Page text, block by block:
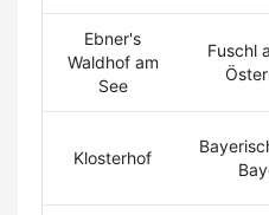
Ebner's
Waldhof am
See
Fuschl
Klosterhof